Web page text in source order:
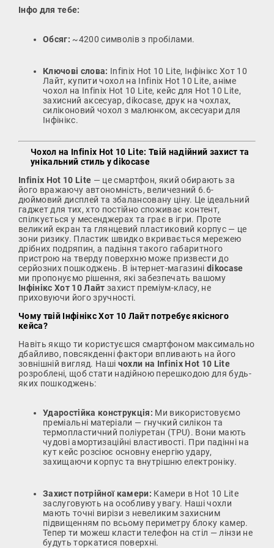
Інфо для тебе:
Обсяг: ~4200 символів з пробілами.
Ключові слова: Infinix Hot 10 Lite, Інфінікс Хот 10
Лайт, купити чохол на Infinix Hot 10 Lite, аніме
чохол на Infinix Hot 10 Lite, кейс для Hot 10 Lite,
захисний аксесуар, dikocase, друк на чохлах,
силіконовий чохол з малюнком, аксесуари для
Інфінікс.
Чохол на Infinix Hot 10 Lite: Твій надійний захист та
унікальний стиль у dikocase
Infinix Hot 10 Lite — це смартфон, який обирають за
його вражаючу автономність, величезний 6.6-
дюймовий дисплей та збалансовану ціну. Це ідеальний
гаджет для тих, хто постійно споживає контент,
спілкується у месенджерах та грає в ігри. Проте
великий екран та глянцевий пластиковий корпус — це
зони ризику. Пластик швидко вкривається мережею
дрібних подряпин, а падіння такого габаритного
пристрою на тверду поверхню може призвести до
серйозних пошкоджень. В інтернет-магазині dikocase
ми пропонуємо рішення, які забезпечать вашому
Інфінікс Хот 10 Лайт захист преміум-класу, не
приховуючи його зручності.
Чому твій Інфінікс Хот 10 Лайт потребує якісного
кейса?
Навіть якщо ти користуєшся смартфоном максимально
дбайливо, повсякденні фактори впливають на його
зовнішній вигляд. Наші чохли на Infinix Hot 10 Lite
розроблені, щоб стати надійною перешкодою для будь-
яких пошкоджень:
Ударостійка конструкція: Ми використовуємо
преміальні матеріали — гнучкий силікон та
термопластичний поліуретан (TPU). Вони мають
чудові амортизаційні властивості. При падінні на
кут кейс розсіює основну енергію удару,
захищаючи корпус та внутрішню електроніку.
Захист потрійної камери: Камери в Hot 10 Lite
заслуговують на особливу увагу. Наші чохли
мають точні вирізи з невеликим захисним
підвищенням по всьому периметру блоку камер.
Тепер ти можеш класти телефон на стіл — лінзи не
будуть торкатися поверхні.